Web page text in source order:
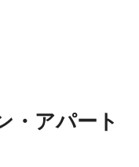
・アパート